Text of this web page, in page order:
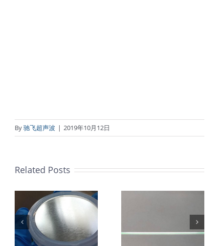
By驰飞超声波 | 2019年10月12日
Related Posts
超声波喷涂机
喷涂导尿包
超声波喷涂机
喷涂电池隔膜